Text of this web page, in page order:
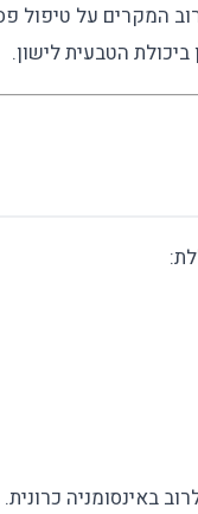
המקרים על טיפול
הטבעית לישון.
כרונית.